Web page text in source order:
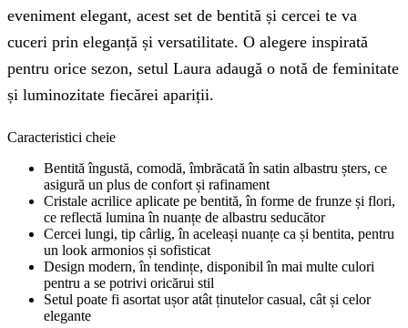
eveniment elegant, acest set de bentită și cercei te va
cuceri prin eleganță și versatilitate. O alegere inspirată
pentru orice sezon, setul Laura adaugă o notă de feminitate
și luminozitate fiecărei apariții.
Caracteristici cheie
Bentită îngustă, comodă, îmbrăcată în satin albastru șters, ce
asigură un plus de confort și rafinament
Cristale acrilice aplicate pe bentită, în forme de frunze și flori,
ce reflectă lumina în nuanțe de albastru seducător
Cercei lungi, tip cârlig, în aceleași nuanțe ca și bentita, pentru
un look armonios și sofisticat
Design modern, în tendințe, disponibil în mai multe culori
pentru a se potrivi oricărui stil
Setul poate fi asortat ușor atât ținutelor casual, cât și celor
elegante